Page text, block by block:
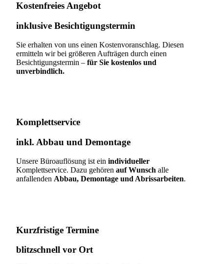
Kostenfreies Angebot
inklusive Besichtigungstermin
Sie erhalten von uns einen Kostenvoranschlag. Diesen
ermitteln wir bei größeren Aufträgen durch einen
Besichtigungstermin – für Sie kostenlos und
unverbindlich.
Komplettservice​
inkl. Abbau und Demontage​
Unsere Büroauflösung ist ein individueller
Komplettservice. Dazu gehören auf Wunsch alle
anfallenden Abbau, Demontage und Abrissarbeiten.
Kurzfristige Termine​
blitzschnell vor Ort